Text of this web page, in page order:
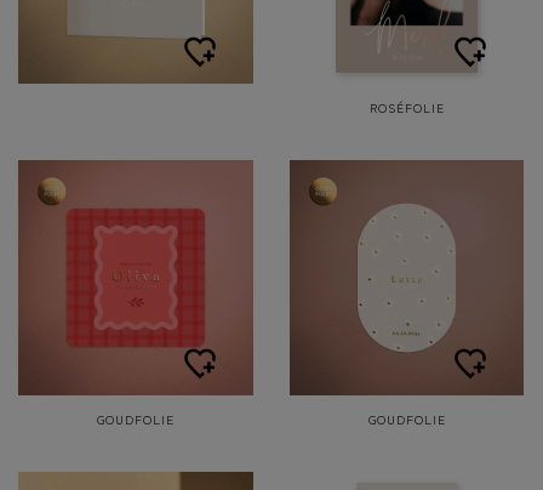
ROSÉFOLIE
GOUDFOLIE GOUDFOLIE